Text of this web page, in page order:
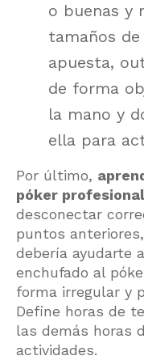
o buenas y
tamaños
apuesta,
de forma
la mano y
ella para
Por último,
póker profesional
desconectar
puntos
debería ayudarte
enchufado al
forma irregular y
Define horas de
las demás horas
actividades.